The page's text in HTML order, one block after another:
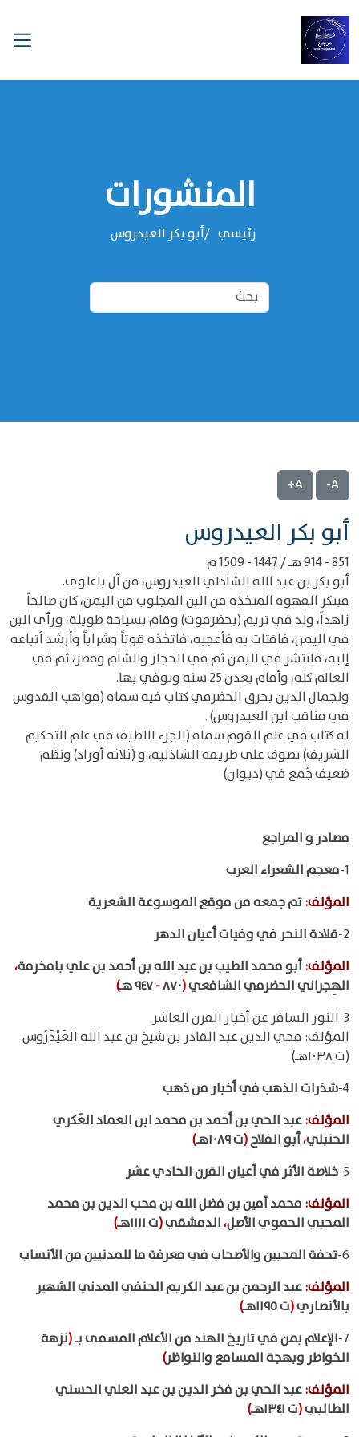
المنشورات
رئيسي ‌‌أبو بكر العيدروس
A-
A+
‌‌أبو بكر العيدروس
851 - 914 هـ / 1447 - 1509 م
أبو بكر بن عبد الله الشاذلي العيدروس، من آل باعلوى.
مبتكر القهوة المتخذة من البن المجلوب من اليمن، كان صالحاً
زاهداً، ولد في تريم (بحضرموت) وقام بسياحة طويلة، ورأى البن
في اليمن، فاقتات به فأعجبه، فاتخذه قوتاً وشراباً وأرشد أتباعه
إليه، فانتشر في اليمن ثم في الحجاز والشام ومصر، ثم في
العالم كله، وأقام بعدن 25 سنة وتوفي بها.
ولجمال الدين بحرق الحضرمي كتاب فيه سماه (مواهب القدوس
في مناقب ابن العيدروس) .
له كتاب في علم القوم سماه (الجزء اللطيف في علم التحكيم
الشريف) تصوف على طريقة الشاذلية، و (ثلاثة أوراد) ونظم
ضعيف جُمع في (ديوان)
مصادر و المراجع
1- معجم الشعراء العرب
المؤلف:تم جمعه من موقع الموسوعة الشعرية
2- قلادة النحر في وفيات أعيان الدهر
المؤلف:أبو محمد الطيب بن عبد الله بن أحمد بن علي بامخرمة،
الهِجراني الحضرمي الشافعي(٨٧٠-
)
3-النور السافر عن أخبار القرن العاشر
المؤلف: محي الدين عبد القادر بن شيخ بن عبد الله العَيْدَرُوس
(ت ١٠٣٨هـ)
4- شذرات الذهب في أخبار من ذهب
المؤلف:عبد الحي بن أحمد بن محمد ابن العماد العَكري
الحنبلي،أبو الفلاح(ت ١٠٨٩هـ
)
5- خلاصة الأثر في أعيان القرن الحادي عشر
المؤلف: محمد أمين بن فضل الله بن محب الدين بن محمد
المحبي الحموي الأصل،الدمشقي(ت ١١١١هـ
)
6- تحفة المحبين والأصحاب في معرفة ما للمدنيين من الأنساب
المؤلف:عبد الرحمن بن عبد الكريم الحنفي المدني الشهير
بالأنصاري(ت ١١٩٥هـ
)
7- الإعلام بمن في تاريخ الهند من الأعلام المسمى بـ(نزهة
الخواطر وبهجة المسامع والنواظر)
المؤلف:عبد الحي بن فخر الدين بن عبد العلي الحسني
الطالبي(ت ١٣٤١هـ
)